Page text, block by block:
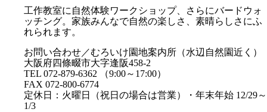
工作教室に自然体験ワークショップ、さらにバードウォ
ッチング。家族みんなで自然の楽しさ、素晴らしさにふ
れられます。
お問い合わせ／むろいけ園地案内所（水辺自然園近く）
大阪府四條畷市大字逢阪458-2
TEL 072-879-6362 （9:00～17:00）
FAX 072-800-6774
定休日：火曜日（祝日の場合は営業）・年末年始 12/29～
1/3